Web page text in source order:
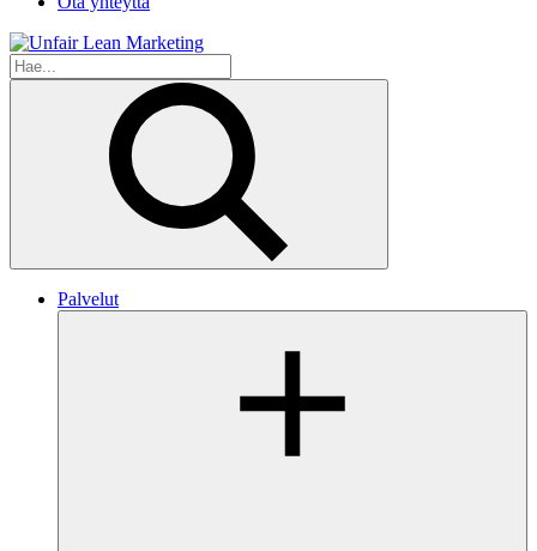
Hae
verkkosivulta
Hae
Palvelut